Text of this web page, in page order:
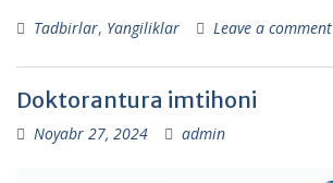
Tadbirlar, Yangiliklar Leave a comment
Doktorantura imtihoni
Noyabr 27, 2024 admin